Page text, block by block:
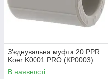
З'єднувальна муфта 20 PPR
Koer K0001.PRO (KP0003)
В наявності